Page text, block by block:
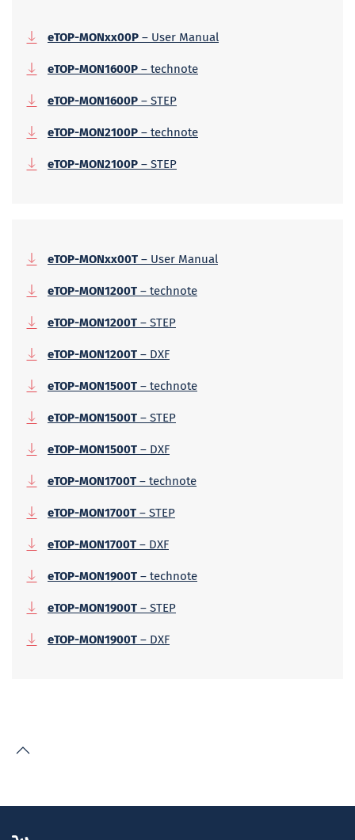
eTOP-MONxx00P – User Manual
eTOP-MON1600P – technote
eTOP-MON1600P – STEP
eTOP-MON2100P – technote
eTOP-MON2100P – STEP
eTOP-MONxx00T – User Manual
eTOP-MON1200T – technote
eTOP-MON1200T – STEP
eTOP-MON1200T – DXF
eTOP-MON1500T – technote
eTOP-MON1500T – STEP
eTOP-MON1500T – DXF
eTOP-MON1700T – technote
eTOP-MON1700T – STEP
eTOP-MON1700T – DXF
eTOP-MON1900T – technote
eTOP-MON1900T – STEP
eTOP-MON1900T – DXF